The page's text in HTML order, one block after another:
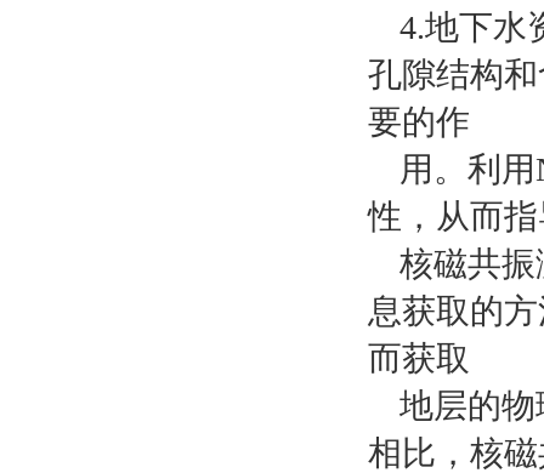
4.地下水
孔隙结构
要的作
用。利
性，从而
核磁共
息获取的
而获取
地层的
相比，核